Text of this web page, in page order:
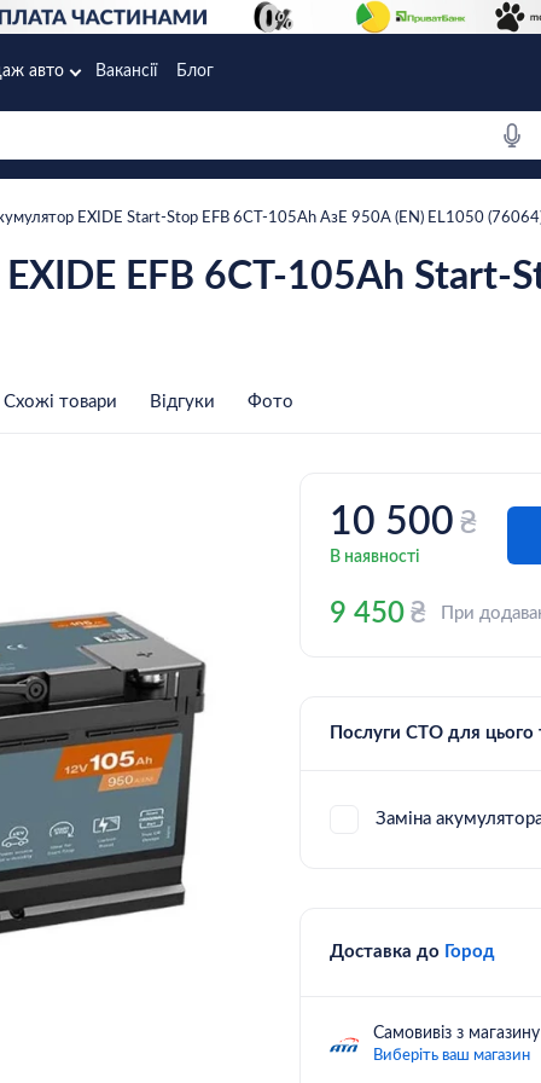
авто Вакансії Блог
EXIDE Start-Stop EFB 6СТ-105Ah АзЕ 950A (EN) EL1050
EFB 6СТ-105Ah Start-
Схожі товари Відгуки Фото
10 500 ₴
В наявності
9 450 ₴ При
Послуги СТО для цього
Заміна
Доставка до Город
Самовивіз з
Виберіть ваш магазин